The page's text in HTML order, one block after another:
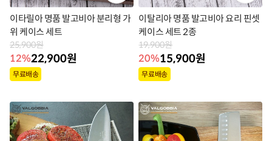
이타릴아 명품 발고비아 분리형 가
위 케이스 세트
25,900원
12%22,900원
상
라
벨
무료배송
이탈리아 명품 발고비아 요리 핀셋
케이스 세트 2종
19,900원
20%15,900원
상
라
벨
무료배송